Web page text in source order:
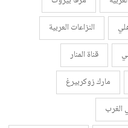
النزاعات العربية
قناة المنار
مارك زوكربيرغ
الغرب